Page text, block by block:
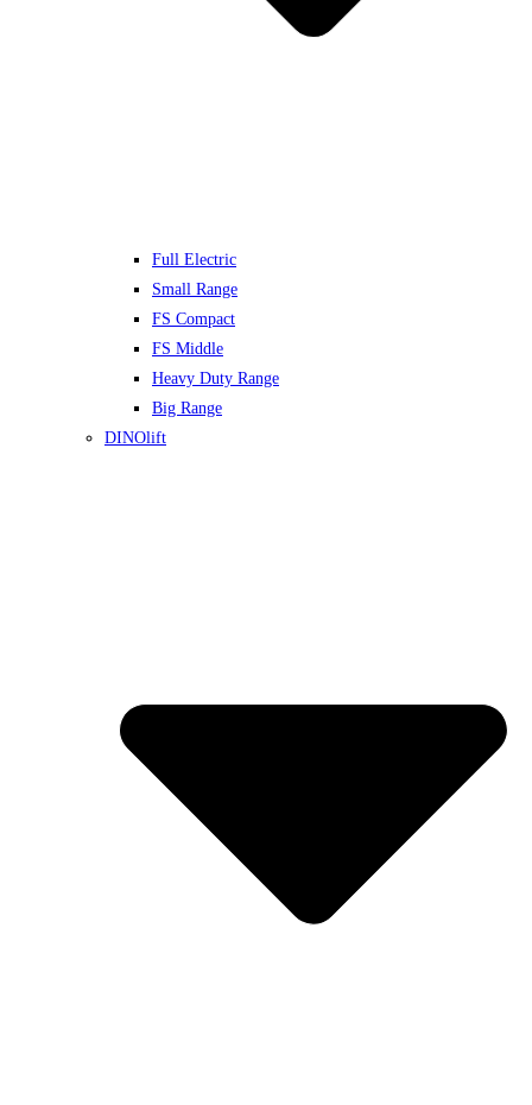
Full Electric
Small Range
FS Compact
FS Middle
Heavy Duty Range
Big Range
DINOlift